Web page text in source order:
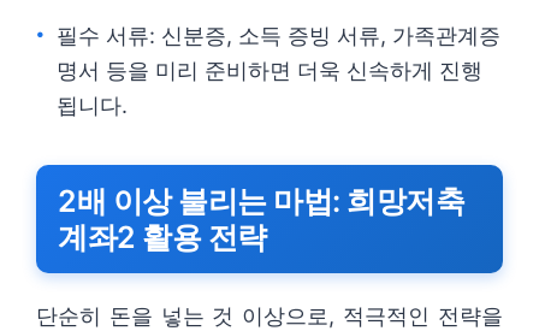
필수 서류: 신분증, 소득 증빙 서류, 가족관계증
명서 등을 미리 준비하면 더욱 신속하게 진행
됩니다.
2배 이상 불리는 마법: 희망저축
계좌2 활용 전략
단순히 돈을 넣는 것 이상으로, 적극적인 전략을